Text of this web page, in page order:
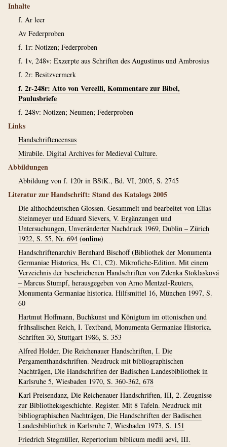
Inhalte
f. Ar leer
Av Federproben
f. 1r: Notizen; Federproben
f. 1v, 248v: Exzerpte aus Schriften des Augustinus und Ambrosius
f. 2r: Besitzvermerk
f. 2r-248r: Atto von Vercelli, Kommentare zur Bibel,
Paulusbriefe
f. 248v: Notizen; Neumen; Federproben
Links
Handschriftencensus
Mirabile. Digital Archives for Medieval Culture.
Abbildungen
Abbildung von f. 120r in BStK., Bd. VI, 2005, S. 2745
Literatur zur Handschrift: Stand des Katalogs 2005
Die althochdeutschen Glossen. Gesammelt und bearbeitet von Elias
Steinmeyer und Eduard Sievers, V. Ergänzungen und
Untersuchungen, Unveränderter Nachdruck 1969, Dublin – Zürich
1922, S. 55, Nr. 694 (online)
Handschriftenarchiv Bernhard Bischoff (Bibliothek der Monumenta
Germaniae Historica, Hs. C1, C2). Mikrofiche-Edition. Mit einem
Verzeichnis der beschriebenen Handschriften von Zdenka Stoklasková
– Marcus Stumpf, herausgegeben von Arno Mentzel-Reuters,
Monumenta Germaniae historica. Hilfsmittel 16, München 1997, S.
60
Hartmut Hoffmann, Buchkunst und Königtum im ottonischen und
frühsalischen Reich, I. Textband, Monumenta Germaniae Historica.
Schriften 30, Stuttgart 1986, S. 353
Alfred Holder, Die Reichenauer Handschriften, I. Die
Pergamenthandschriften. Neudruck mit bibliographischen
Nachträgen, Die Handschriften der Badischen Landesbibliothek in
Karlsruhe 5, Wiesbaden 1970, S. 360-362, 678
Karl Preisendanz, Die Reichenauer Handschriften, III, 2. Zeugnisse
zur Bibliotheksgeschichte. Register. Mit 8 Tafeln. Neudruck mit
bibliographischen Nachträgen, Die Handschriften der Badischen
Landesbibliothek in Karlsruhe 7, Wiesbaden 1973, S. 151
Friedrich Stegmüller, Repertorium biblicum medii aevi, III.